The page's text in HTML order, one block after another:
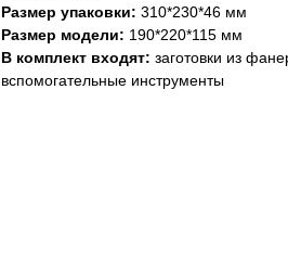
Размер упаковки: 310*230*46 мм
Размер модели: 190*220*115 мм
В комплект входят: заготовки из
вспомогательные инструменты